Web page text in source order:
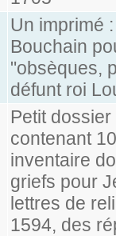
Un imprimé
Bouchain
"obsèques,
défunt roi
Petit
contenant
inventaire
griefs pour
lettres de
1594, des